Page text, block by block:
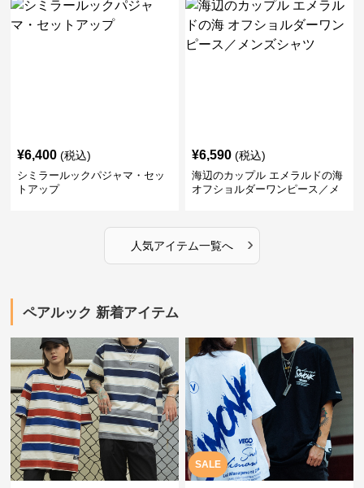
¥6,400 (税込)
シミラールックパジャマ・セッ
トアップ
¥6,590 (税込)
海辺のカップル エメラルドの海
オフショルダーワンピース／メ
人気アイテム一覧へ ›
ペアルック 新着アイテム
SALE